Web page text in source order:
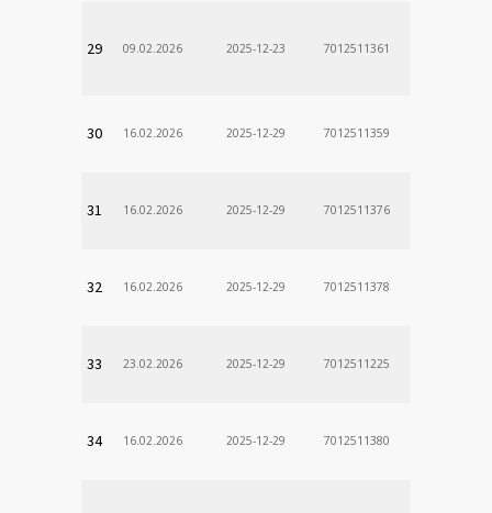
29 09.02.2026 2025-12-23 7012511361
30 16.02.2026 2025-12-29 7012511359
31 16.02.2026 2025-12-29 7012511376
32 16.02.2026 2025-12-29 7012511378
33 23.02.2026 2025-12-29 7012511225
34 16.02.2026 2025-12-29 7012511380